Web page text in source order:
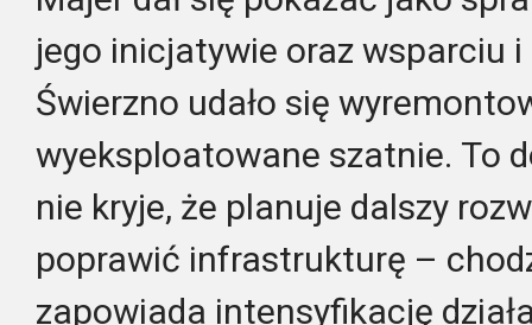
jego inicjatywie oraz wsparciu
Świerzno udało się
wyeksploatowane szatnie. To
nie kryje, że planuje dalszy
poprawić infrastrukturę –
zapowiada intensyfikację